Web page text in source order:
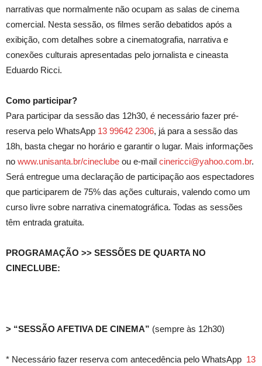
narrativas que normalmente não ocupam as salas de cinema
comercial. Nesta sessão, os filmes serão debatidos após a
exibição, com detalhes sobre a cinematografia, narrativa e
conexões culturais apresentadas pelo jornalista e cineasta
Eduardo Ricci.
Como participar?
Para participar da sessão das 12h30, é necessário fazer pré-
reserva pelo WhatsApp 13 99642 2306, já para a sessão das
18h, basta chegar no horário e garantir o lugar. Mais informações
no www.unisanta.br/cineclube ou e-mail cinericci@yahoo.com.br.
Será entregue uma declaração de participação aos espectadores
que participarem de 75% das ações culturais, valendo como um
curso livre sobre narrativa cinematográfica. Todas as sessões
têm entrada gratuita.
PROGRAMAÇÃO >> SESSÕES DE QUARTA NO
CINECLUBE:
> “SESSÃO AFETIVA DE CINEMA” (sempre às 12h30)
* Necessário fazer reserva com antecedência pelo WhatsApp 13